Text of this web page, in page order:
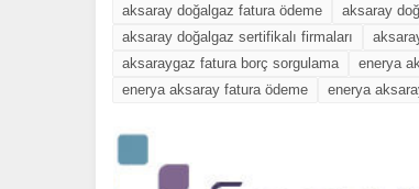
aksaray doğalgaz fatura ödeme
aksaray
aksaray doğalgaz sertifikalı firmaları
aksaraygaz fatura borç sorgulama
enerya
enerya aksaray fatura ödeme
enerya